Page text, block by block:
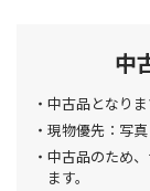
中
中古品となりま
現物優先：写
中古品のため
ます。